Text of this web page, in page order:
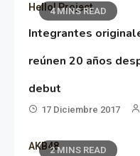
4 MINS READ
Hello! Project
Integrantes
reúnen 20 años
debut
17 Diciembre 2017
2 MINS READ
AKB48